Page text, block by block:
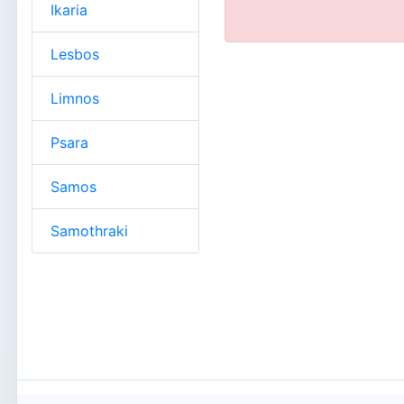
Ikaria
Lesbos
Limnos
Psara
Samos
Samothraki